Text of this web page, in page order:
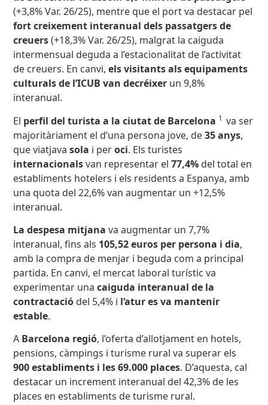
(+3,8% Var. 26/25), mentre que el port va destacar pel
fort creixement interanual dels passatgers de
creuers(+18,3% Var. 26/25), malgrat la caiguda
intermensual deguda a l’estacionalitat de l’activitat
de creuers. En canvi,els visitants als equipaments
culturals de l’ICUB van decréixer un 9,8%
interanual.
El perfil del turista a la ciutat de Barcelona 1va ser
majoritàriament el d’una persona jove, de35 anys,
que viatjavasola i peroci. Els turistes
internacionalsvan representar el77,4% del total en
establiments hotelers i els residents a Espanya, amb
una quota del 22,6% van augmentar un +12,5%
interanual.
La despesa mitjanava augmentar un 7,7%
interanual, fins als 105,52 euros per persona i dia,
amb la compra de menjar i beguda com a principal
partida. En canvi, el mercat laboral turístic va
experimentar unacaiguda interanual de la
contractació del 5,4% i l’atur es va mantenir
estable.
A Barcelona regió, l’oferta d’allotjament en hotels,
pensions, càmpings i turisme rural va superar els
900 establiments i les 69.000 places. D’aquesta, cal
destacar un increment interanual del 42,3% de les
places en establiments de turisme rural.